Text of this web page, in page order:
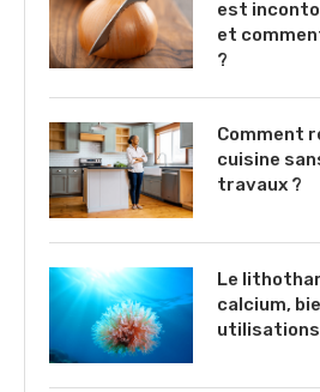
est
et
?
Comment
cuisine
travaux ?
Le
calcium,
utilisations